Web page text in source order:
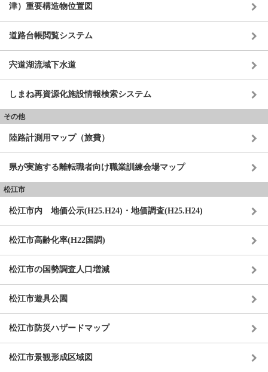
津）重要構造物位置図
道路台帳閲覧システム
宍道湖流域下水道
しまね再資源化施設情報検索システム
その他
陸路計測用マップ（旅費）
県が実施する離転職者向け職業訓練会場マップ
松江市
松江市内 地価公示(H25.H24)・地価調査(H25.H24)
松江市高齢化率(H22国調)
松江市の国勢調査人口増減
松江市遊具公園
松江市防災ハザードマップ
松江市景観形成区域図